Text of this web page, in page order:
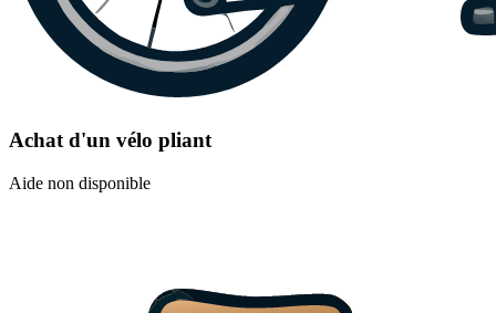
Achat d'un vélo pliant
Aide non disponible